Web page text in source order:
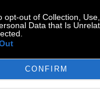
opt-out of Collection,
Data that Is
CONFIRM
disponible
pas cet
jamaïcain.
Écouter